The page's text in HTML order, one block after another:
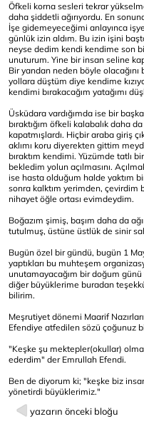
Öfkeli korna sesleri tekrar
daha şiddetli ağırıyordu. En
İşe gidemeyeceğimi anlayınca
günlük izin aldım. Bu izin işini
neyse dedim kendi kendime son
unuturum. Yine bir insan seline
Bir yandan neden böyle
yollara düştüm diye kendime
kendimi bırakacağım yatağımı
Üsküdara vardığımda ise bir
bıraktığım öfkeli kalabalık daha
kapatmışlardı. Hiçbir araba giriş
aklımı koru diyerekten gittim
bıraktım kendimi. Yüzümde tatlı
bekledim yolun açılmasını.
ise hasta olduğum halde yaktım
sonra kalktım yerimden,
nihayet öğle ortası evimdeydim.
Boğazım şimiş, başım daha da
tutulmuş, üstüne üstlük de sinir
Bugün özel bir gündü, bugün 1
yaptıkları bu muhteşem
unutamayacağım bir doğum
diğer büyüklerime buradan
bilirim.
Meşrutiyet dönemi Maarif
Efendiye atfedilen sözü çoğunuz
"Keşke şu mektepler(okullar)
ederdim" der Emrullah Efendi.
Ben de diyorum ki; "keşke biz
yönetirdi büyüklerimiz."
yazarın önceki bloğu